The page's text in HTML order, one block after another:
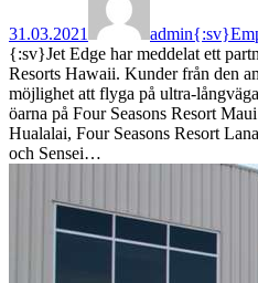
31.03.2021 admin
{:sv}Jet Edge har meddelat ett
Resorts Hawaii. Kunder från den
möjlighet att flyga på ultra-
öarna på Four Seasons Resort
Hualalai, Four Seasons Resort
och Sensei…